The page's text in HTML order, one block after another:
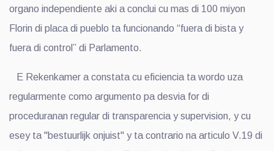
organo independiente aki a conclui cu mas di 100 miyon
Florin di placa di pueblo ta funcionando “fuera di bista y
fuera di control” di Parlamento.
E Rekenkamer a constata cu eficiencia ta wordo uza
regularmente como argumento pa desvia for di
proceduranan regular di transparencia y supervision, y cu
esey ta "bestuurlijk onjuist" y ta contrario na articulo V.19 di